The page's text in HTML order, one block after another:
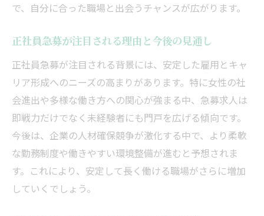
春日井市でミドル世代におすすめの求人情
春日井市で事務職正社員を希望する方必見
春日井市の事務職正社員急募求人の魅力
未経験から始める事務職の正社員就職術
女性に人気の事務職正社員急募求人の選び
正社員急募で注目の医療事務・一般事務情
報
春日井市の事務職で安定した働き方を目指
で、自分に合った職場と出会うチャンスが広がります。
正社員急募が注目される理由と今後の見通し
正社員急募が注目される背景には、安定した雇用とキャ
リア形成へのニーズの高まりがあります。特に女性の社
会進出や多様な働き方への関心が強まる中、急募求人は
即戦力だけでなく未経験者にも門戸を広げる傾向です。
今後は、企業の人材確保競争が激化する中で、より柔軟
な勤務制度や働きやすい環境整備が進むと予想されま
す。これにより、安定して長く働ける職場がさらに増加
していくでしょう。